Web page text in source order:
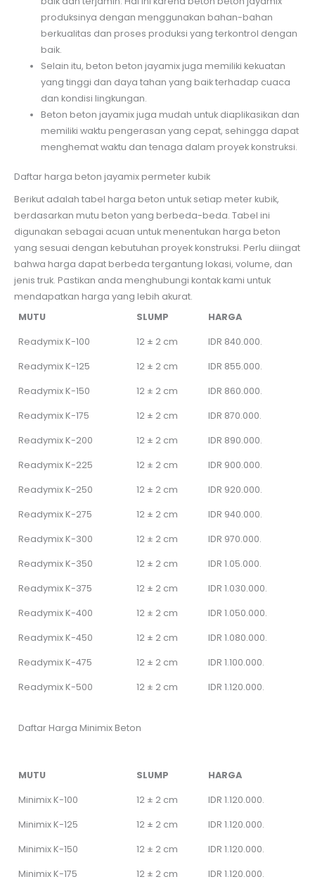
produksinya dengan menggunakan bahan-bahan
berkualitas dan proses produksi yang terkontrol dengan
baik.
Selain itu, beton beton jayamix juga memiliki kekuatan
yang tinggi dan daya tahan yang baik terhadap cuaca
dan kondisi lingkungan.
Beton beton jayamix juga mudah untuk diaplikasikan dan
memiliki waktu pengerasan yang cepat, sehingga dapat
menghemat waktu dan tenaga dalam proyek konstruksi.
Daftar harga beton jayamix permeter kubik
Berikut adalah tabel harga beton untuk setiap meter kubik,
berdasarkan mutu beton yang berbeda-beda. Tabel ini
digunakan sebagai acuan untuk menentukan harga beton
yang sesuai dengan kebutuhan proyek konstruksi. Perlu diingat
bahwa harga dapat berbeda tergantung lokasi, volume, dan
jenis truk. Pastikan anda menghubungi kontak kami untuk
mendapatkan harga yang lebih akurat.
MUTU
SLUMP HARGA
Readymix K-100 12 ± 2 cm IDR 840.000.
Readymix K-125 12 ± 2 cm IDR 855.000.
Readymix K-150 12 ± 2 cm IDR 860.000.
Readymix K-175 12 ± 2 cm IDR 870.000.
Readymix K-200 12 ± 2 cm IDR 890.000.
Readymix K-225 12 ± 2 cm IDR 900.000.
Readymix K-250 12 ± 2 cm IDR 920.000.
Readymix K-275 12 ± 2 cm IDR 940.000.
Readymix K-300 12 ± 2 cm IDR 970.000.
Readymix K-350 12 ± 2 cm IDR 1.05.000.
Readymix K-375 12 ± 2 cm IDR 1.030.000.
Readymix K-400 12 ± 2 cm IDR 1.050.000.
Readymix K-450 12 ± 2 cm IDR 1.080.000.
Readymix K-475 12 ± 2 cm IDR 1.100.000.
Readymix K-500 12 ± 2 cm IDR 1.120.000.
Daftar Harga Minimix Beton
MUTU SLUMP HARGA
Minimix K-100 12 ± 2 cm IDR 1.120.000.
Minimix K-125 12 ± 2 cm IDR 1.120.000.
Minimix K-150 12 ± 2 cm IDR 1.120.000.
Minimix K-175 12 ± 2 cm IDR 1.120.000.